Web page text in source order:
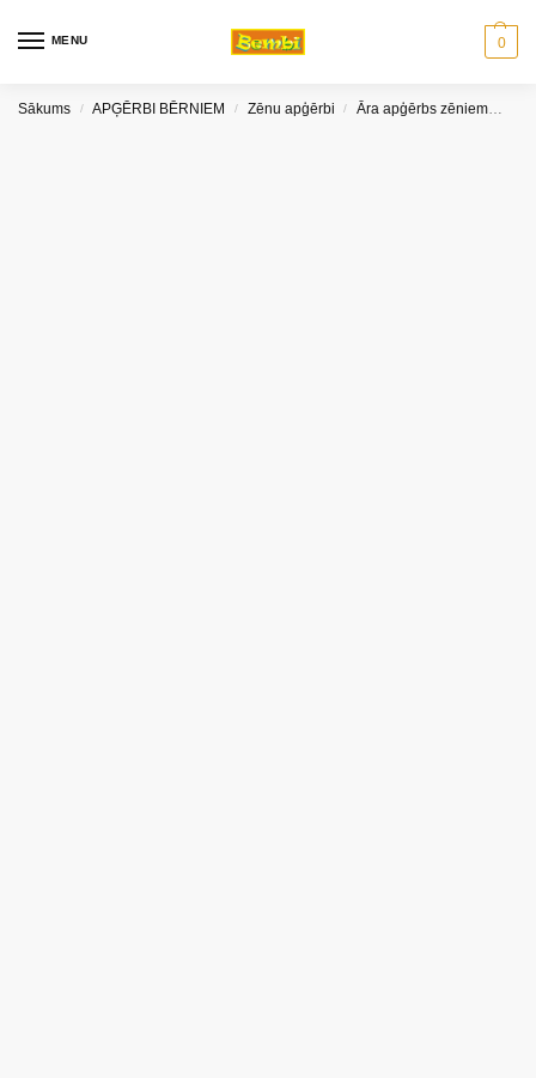
MENU 0
Sākums / APĢĒRBI BĒRNIEM / Zēnu apģērbi / Āra apģērbs zēniem